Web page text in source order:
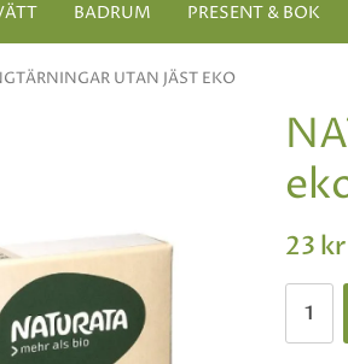
BADRUM PRESENT & BOK
UTAN JÄST EKO
23 kr